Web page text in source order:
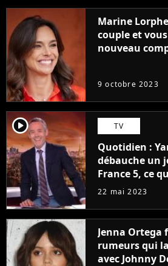
Marine
couple et
nouveau
9 octobre 2023
player2 TV
Quotidien :
débauche un
France 5, ce
à la rentrée
22 mai 2023
Jenna Ortega
rumeurs qui
avec Johnny